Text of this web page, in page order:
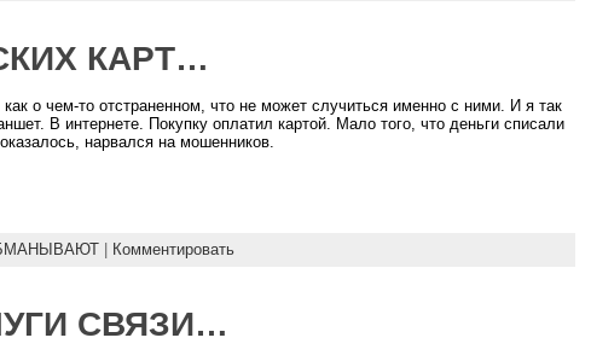
КАРТ…
о чем-то отстраненном, что не может случиться именно с ними. И я так
В интернете. Покупку оплатил картой. Мало того, что деньги списали
нарвался на мошенников.
| Комментировать
СВЯЗИ…